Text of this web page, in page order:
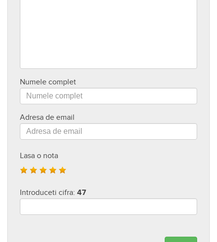
Numele complet
Adresa de email
Lasa o nota
Introduceti cifra: 47